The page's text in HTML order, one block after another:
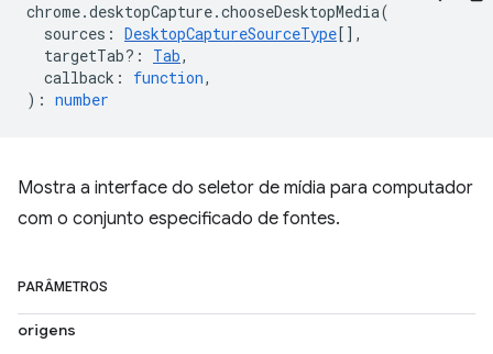
chrome.desktopCapture.chooseDesktopMedia(
sources : DesktopCaptureSourceType[],
targetTab? : Tab,
callback : function,
) : number
Mostra a interface do seletor de mídia para computador
com o conjunto especificado de fontes.
PARÂMETROS
origens